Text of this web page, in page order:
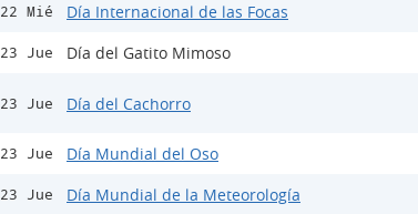
22 Mié Día Internacional de las Focas
23 Jue Día del Gatito Mimoso
23 Jue Día del Cachorro
23 Jue Día Mundial del Oso
23 Jue Día Mundial de la Meteorología